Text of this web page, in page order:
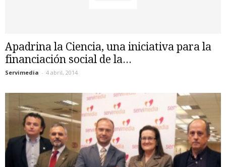
Apadrina la Ciencia, una iniciativa para la
financiación social de la...
Servimedia - 4 abril, 2014